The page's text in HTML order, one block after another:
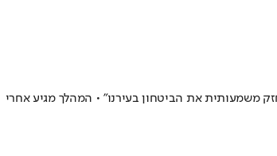
נשק • ראשי הערים תומכים: "יחזק משמעותית את הביטחון בעירנו" • המהלך מגיע אחרי